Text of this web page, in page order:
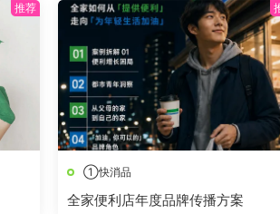
①快消品
全家便利店年度品牌传播方案